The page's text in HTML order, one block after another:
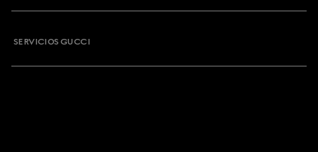
SERVICIOS GUCCI